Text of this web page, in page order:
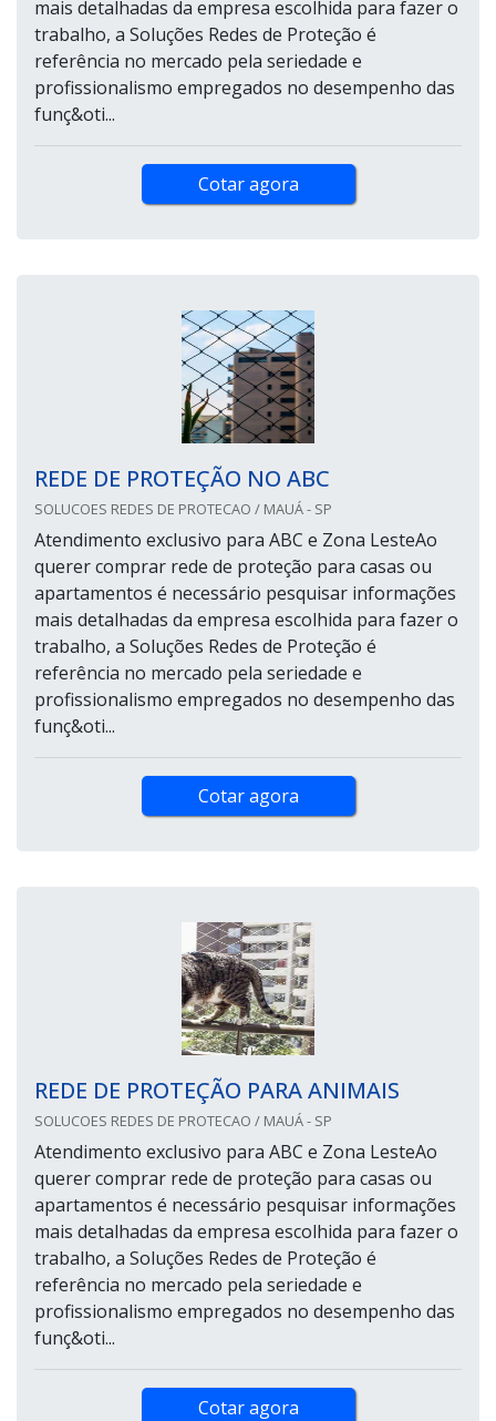
mais detalhadas da empresa escolhida para fazer o
trabalho, a Soluções Redes de Proteção é
referência no mercado pela seriedade e
profissionalismo empregados no desempenho das
funç&oti...
Cotar agora
REDE DE PROTEÇÃO NO ABC
SOLUCOES REDES DE PROTECAO / MAUÁ - SP
Atendimento exclusivo para ABC e Zona LesteAo
querer comprar rede de proteção para casas ou
apartamentos é necessário pesquisar informações
mais detalhadas da empresa escolhida para fazer o
trabalho, a Soluções Redes de Proteção é
referência no mercado pela seriedade e
profissionalismo empregados no desempenho das
funç&oti...
Cotar agora
REDE DE PROTEÇÃO PARA ANIMAIS
SOLUCOES REDES DE PROTECAO / MAUÁ - SP
Atendimento exclusivo para ABC e Zona LesteAo
querer comprar rede de proteção para casas ou
apartamentos é necessário pesquisar informações
mais detalhadas da empresa escolhida para fazer o
trabalho, a Soluções Redes de Proteção é
referência no mercado pela seriedade e
profissionalismo empregados no desempenho das
funç&oti...
Cotar agora